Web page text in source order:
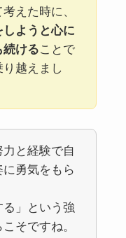
えた時に、
ようと心に
続けることで
越えまし
と経験で自
勇気をもら
る」という強
そですね。